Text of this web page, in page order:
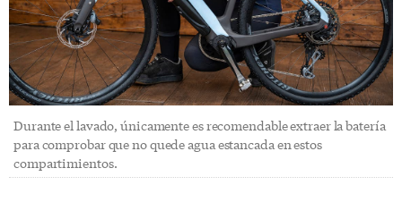
Durante el lavado, únicamente es recomendable extraer la batería
para comprobar que no quede agua estancada en estos
compartimientos.